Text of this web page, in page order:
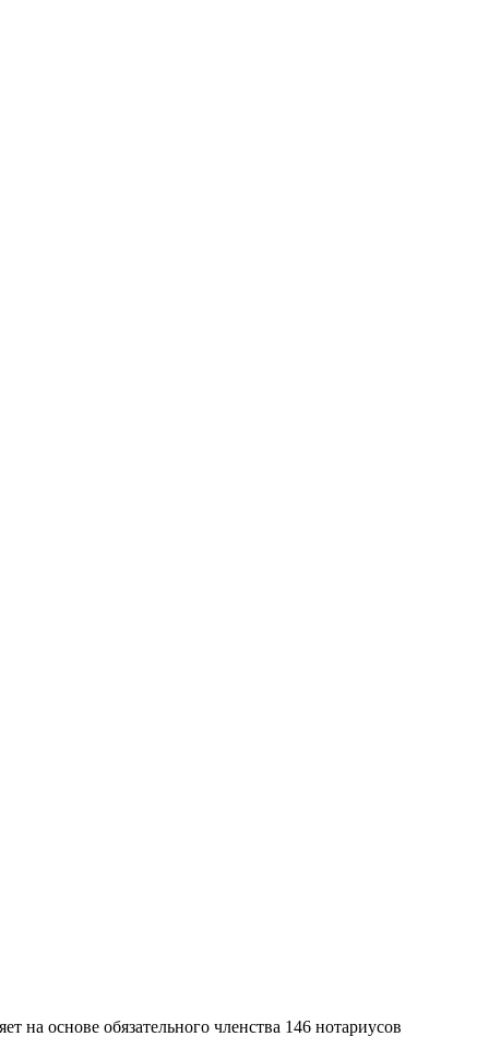
на основе обязательного членства 146 нотариусов